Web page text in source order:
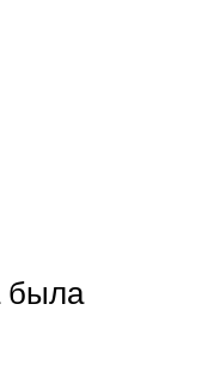
была